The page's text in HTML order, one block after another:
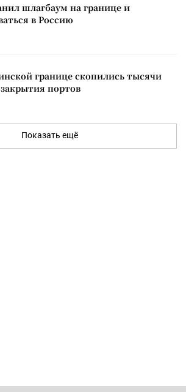
шлагбаум на границе и
в Россию
границе скопились тысячи
закрытия портов
Показать ещё